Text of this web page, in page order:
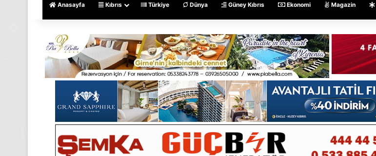
Anasayfa Kıbrıs Türkiye Dünya Güney Kıbrıs Ekonomi Magazin